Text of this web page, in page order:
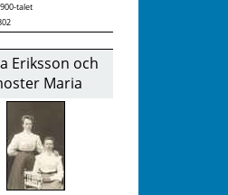
talet
Eriksson och
Maria